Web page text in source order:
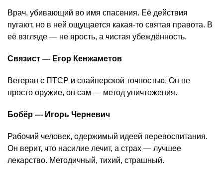
Врач, убивающий во имя спасения. Её действия
пугают, но в ней ощущается какая-то святая правота. В
её взгляде — не ярость, а чистая убеждённость.
Связист — Егор Кенжаметов
Ветеран с ПТСР и снайперской точностью. Он не
просто оружие, он сам — метод уничтожения.
Бобёр — Игорь Черневич
Рабочий человек, одержимый идеей перевоспитания.
Он верит, что насилие лечит, а страх — лучшее
лекарство. Методичный, тихий, страшный.